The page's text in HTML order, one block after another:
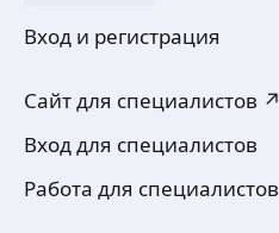
Вход и регистрация
Сайт для специалистов ↗
Вход для специалистов
Работа для специалистов